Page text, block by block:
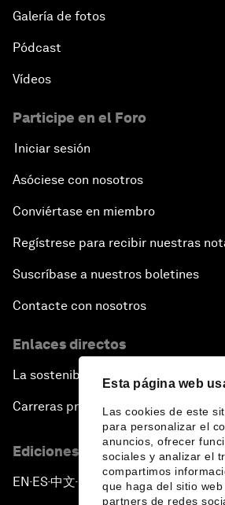
Esta página web
Las cookies de este
para personalizar el
anuncios, ofrecer
sociales y analizar el
compartimos
que haga del sitio
partners de redes
Galería de fotos
Pódcast
Vídeos
Participe en el Foro
Iniciar sesión
Asóciese con nosotros
Conviértase en miembro
Regístrese para recibir nuestras
Suscríbase a nuestros boletines
Contacte con nosotros
Enlaces directos
La sostenibilidad en el Foro
Carreras profesionales
Ediciones en otros idiomas
EN ▪ES▪中文▪ 日本語